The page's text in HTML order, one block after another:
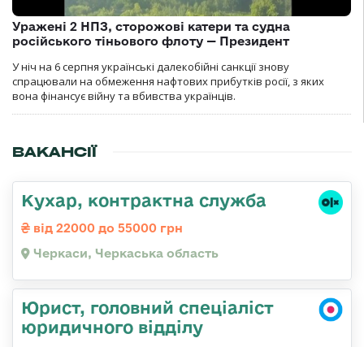
Уражені 2 НПЗ, сторожові катери та судна
російського тіньового флоту — Президент
У ніч на 6 серпня українські далекобійні санкції знову
спрацювали на обмеження нафтових прибутків росії, з яких
вона фінансує війну та вбивства українців.
ВАКАНСІЇ
Кухар, контрактна служба
від 22000 до 55000 грн
Черкаси, Черкаська область
Юрист, головний спеціаліст
юридичного відділу